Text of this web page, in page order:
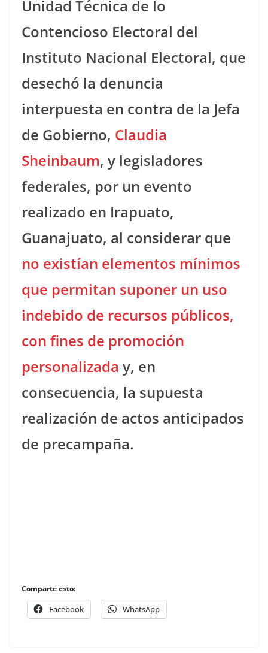
Unidad Técnica de lo
Contencioso Electoral del
Instituto Nacional Electoral, que
desechó la denuncia
interpuesta en contra de la Jefa
de Gobierno, Claudia
Sheinbaum, y legisladores
federales, por un evento
realizado en Irapuato,
Guanajuato, al considerar que
no existían elementos mínimos
que permitan suponer un uso
indebido de recursos públicos,
con fines de promoción
personalizada y, en
consecuencia, la supuesta
realización de actos anticipados
de precampaña.
Comparte esto:
Facebook WhatsApp